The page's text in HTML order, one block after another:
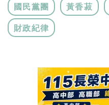
國民黨團 黃香菽
財政紀律